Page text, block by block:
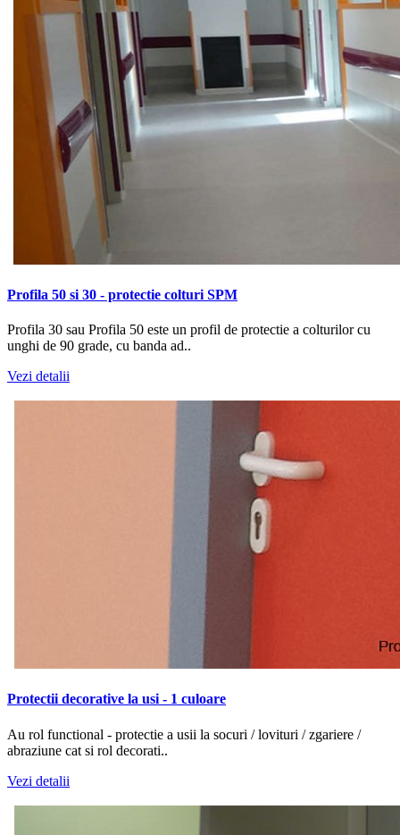
Profila 50 si 30 - protectie colturi SPM
Profila 30 sau Profila 50 este un profil de protectie a colturilor cu
unghi de 90 grade, cu banda ad..
Vezi detalii
Protectii decorative la usi - 1 culoare
Au rol functional - protectie a usii la socuri / lovituri / zgariere /
abraziune cat si rol decorati..
Vezi detalii